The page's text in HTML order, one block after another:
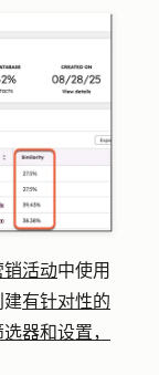
销活动中使用
建有针对性的
器和设置，